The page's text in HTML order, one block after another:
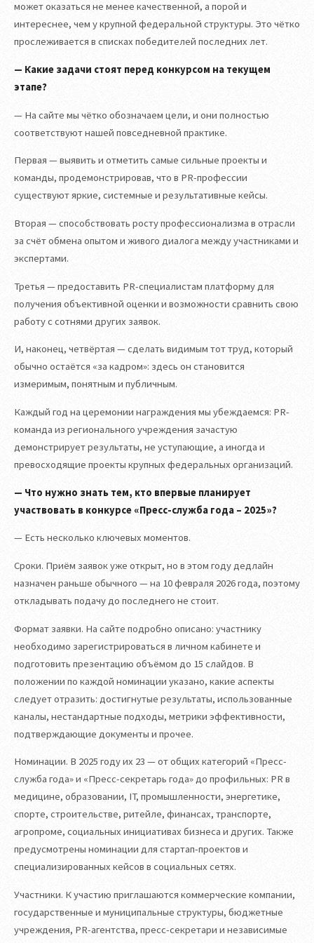
может оказаться не менее качественной, а порой и
интереснее, чем у крупной федеральной структуры. Это чётко
прослеживается в списках победителей последних лет.
— Какие задачи стоят перед конкурсом на текущем
этапе?
— На сайте мы чётко обозначаем цели, и они полностью
соответствуют нашей повседневной практике.
Первая — выявить и отметить самые сильные проекты и
команды, продемонстрировав, что в PR-профессии
существуют яркие, системные и результативные кейсы.
Вторая — способствовать росту профессионализма в отрасли
за счёт обмена опытом и живого диалога между участниками и
экспертами.
Третья — предоставить PR-специалистам платформу для
получения объективной оценки и возможности сравнить свою
работу с сотнями других заявок.
И, наконец, четвёртая — сделать видимым тот труд, который
обычно остаётся «за кадром»: здесь он становится
измеримым, понятным и публичным.
Каждый год на церемонии награждения мы убеждаемся: PR-
команда из регионального учреждения зачастую
демонстрирует результаты, не уступающие, а иногда и
превосходящие проекты крупных федеральных организаций.
— Что нужно знать тем, кто впервые планирует
участвовать в конкурсе «Пресс-служба года – 2025»?
— Есть несколько ключевых моментов.
Сроки. Приём заявок уже открыт, но в этом году дедлайн
назначен раньше обычного — на 10 февраля 2026 года, поэтому
откладывать подачу до последнего не стоит.
Формат заявки. На сайте подробно описано: участнику
необходимо зарегистрироваться в личном кабинете и
подготовить презентацию объёмом до 15 слайдов. В
положении по каждой номинации указано, какие аспекты
следует отразить: достигнутые результаты, использованные
каналы, нестандартные подходы, метрики эффективности,
подтверждающие документы и прочее.
Номинации. В 2025 году их 23 — от общих категорий «Пресс-
служба года» и «Пресс-секретарь года» до профильных: PR в
медицине, образовании, IT, промышленности, энергетике,
спорте, строительстве, ритейле, финансах, транспорте,
агропроме, социальных инициативах бизнеса и других. Также
предусмотрены номинации для стартап-проектов и
специализированных кейсов в социальных сетях.
Участники. К участию приглашаются коммерческие компании,
государственные и муниципальные структуры, бюджетные
учреждения, PR-агентства, пресс-секретари и независимые